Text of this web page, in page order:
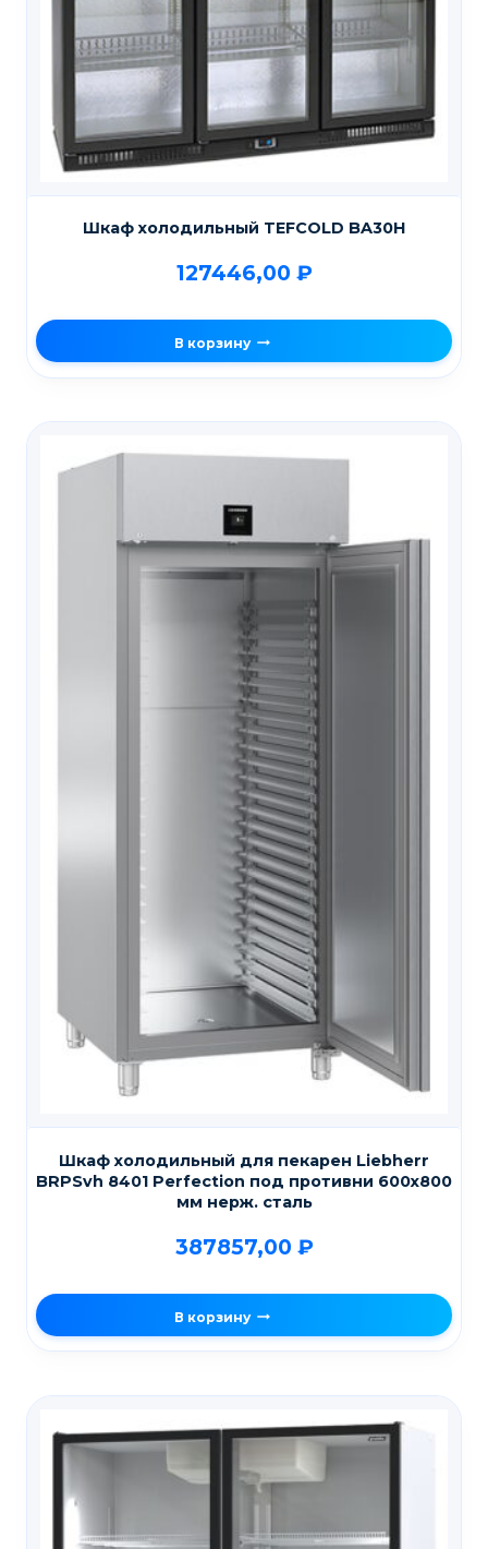
Шкаф холодильный TEFCOLD BA30H
127446,00 ₽
В корзину
Шкаф холодильный для пекарен Liebherr
BRPSvh 8401 Perfection под противни 600х800
мм нерж. сталь
387857,00 ₽
В корзину